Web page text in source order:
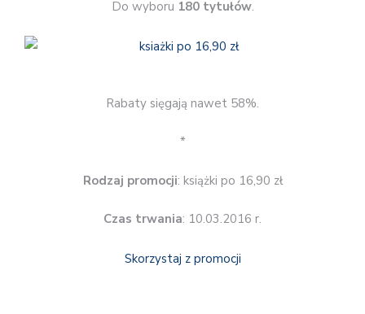
Do wyboru 180 tytułów.
Rabaty sięgają nawet 58%.
*
Rodzaj promocji: książki po 16,90 zł
Czas trwania: 10.03.2016 r.
Skorzystaj z promocji